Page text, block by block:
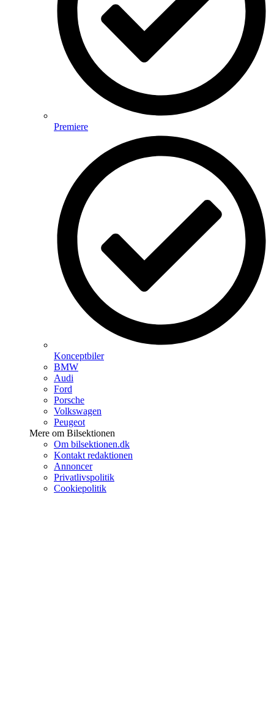
Premiere
Konceptbiler
BMW
Audi
Ford
Porsche
Volkswagen
Peugeot
Mere om Bilsektionen
Om bilsektionen.dk
Kontakt redaktionen
Annoncer
Privatlivspolitik
Cookiepolitik